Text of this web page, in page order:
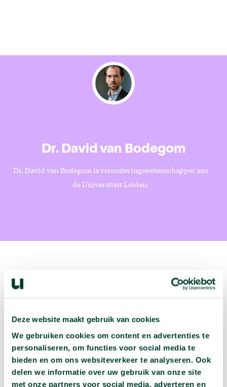
Deze website maakt gebruik van cookies
We gebruiken cookies om content en advertenties te
personaliseren, om functies voor social media te
bieden en om ons websiteverkeer te analyseren. Ook
delen we informatie over uw gebruik van onze site
met onze partners voor social media, adverteren en
Dr. David van Bodegom
Dr. David van Bodegom is verouderingswetenschapper aan
de Universiteit Leiden.
Volgende podcast:
Wat zijn jouw naam en bsn-nummer waard?
Beluister deze podcast arrow_forward